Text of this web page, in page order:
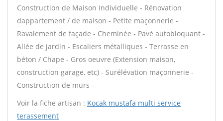
Construction de Maison Individuelle - Rénovation
dappartement / de maison - Petite maçonnerie -
Ravalement de façade - Cheminée - Pavé autobloquant -
Allée de jardin - Escaliers métalliques - Terrasse en
béton / Chape - Gros oeuvre (Extension maison,
construction garage, etc) - Surélévation maçonnerie -
Construction de murs -
Voir la fiche artisan : Kocak mustafa multi service
terassement